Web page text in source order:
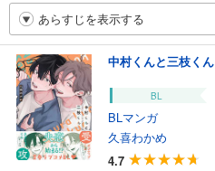
あらすじを表示する
中村くんと三枝くん
BL
BLマンガ
久喜わかめ
4.7